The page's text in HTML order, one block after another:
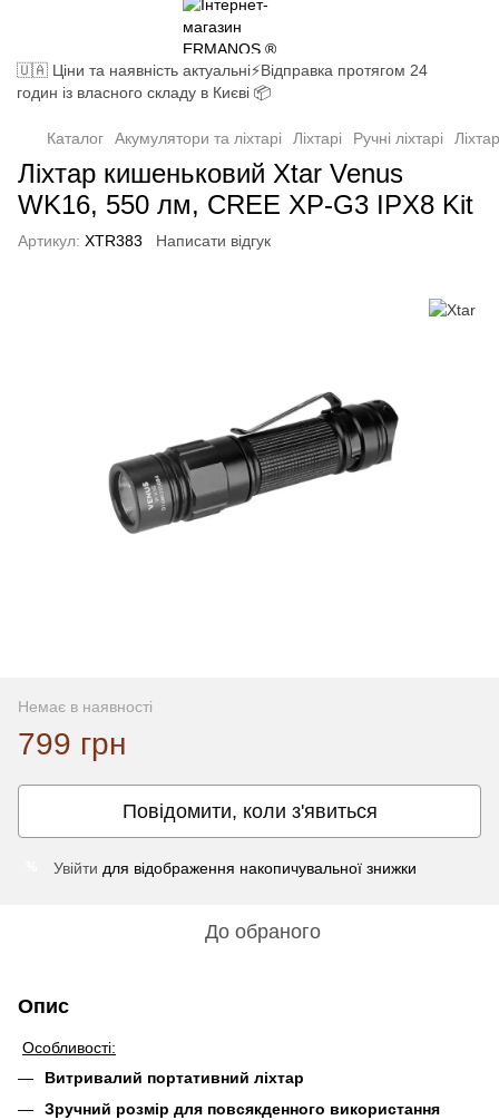
🇺🇦 Ціни та наявність актуальні⚡Відправка протягом 24
годин із власного складу в Києві 📦
Каталог Акумулятори та ліхтарі Ліхтарі Ручні ліхтарі
Ліхтар кишеньковий Xtar Venus
WK16, 550 лм, CREE XP-G3 IPX8 Kit
Артикул: XTR383 Написати відгук
Немає в наявності
799 грн
Повідомити, коли з'явиться
Увійти для відображення накопичувальної знижки
До обраного
Опис
Особливості:
Витривалий портативний ліхтар
Зручний розмір для повсякденного використання